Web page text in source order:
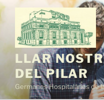
Vés
contingut
LLAR
DEL PILAR
Germanes Hospitalàries de